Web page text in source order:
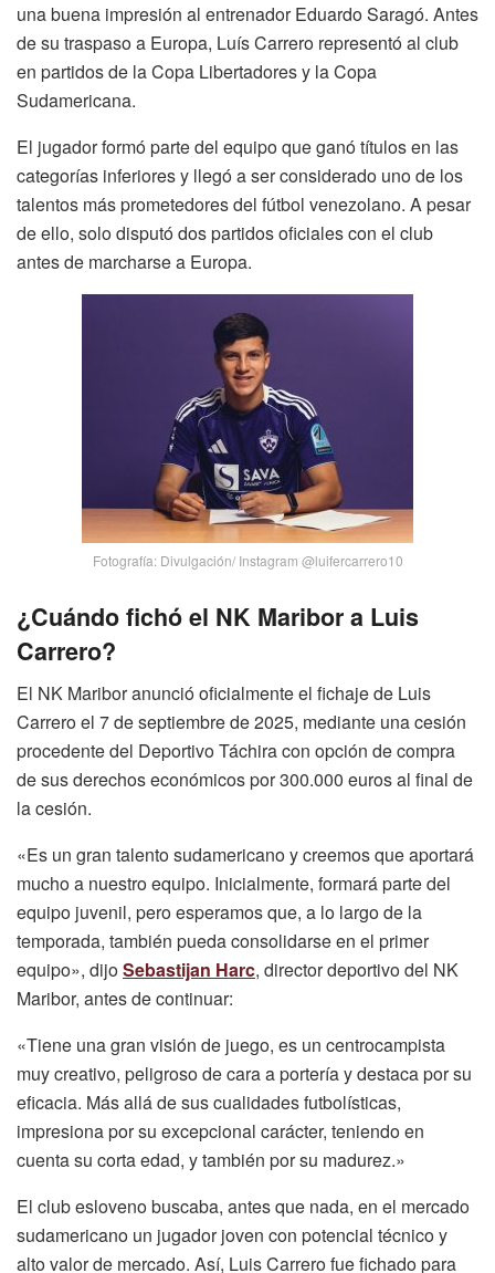
una buena impresión al entrenador Eduardo Saragó. Antes
de su traspaso a Europa, Luís Carrero representó al club
en partidos de la Copa Libertadores y la Copa
Sudamericana.
El jugador formó parte del equipo que ganó títulos en las
categorías inferiores y llegó a ser considerado uno de los
talentos más prometedores del fútbol venezolano. A pesar
de ello, solo disputó dos partidos oficiales con el club
antes de marcharse a Europa.
Fotografía: Divulgación/ Instagram @luifercarrero10
¿Cuándo fichó el NK Maribor a Luis
Carrero?
El NK Maribor anunció oficialmente el fichaje de Luis
Carrero el 7 de septiembre de 2025, mediante una cesión
procedente del Deportivo Táchira con opción de compra
de sus derechos económicos por 300.000 euros al final de
la cesión.
«Es un gran talento sudamericano y creemos que aportará
mucho a nuestro equipo. Inicialmente, formará parte del
equipo juvenil, pero esperamos que, a lo largo de la
temporada, también pueda consolidarse en el primer
equipo», dijoSebastijan Harc, director deportivo del NK
Maribor, antes de continuar:
«Tiene una gran visión de juego, es un centrocampista
muy creativo, peligroso de cara a portería y destaca por su
eficacia. Más allá de sus cualidades futbolísticas,
impresiona por su excepcional carácter, teniendo en
cuenta su corta edad, y también por su madurez.»
El club esloveno buscaba, antes que nada, en el mercado
sudamericano un jugador joven con potencial técnico y
alto valor de mercado. Así, Luis Carrero fue fichado para